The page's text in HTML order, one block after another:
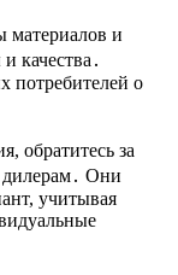
материалов и
качества․
потребителей о
обратитесь за
дилерам․ Они
учитывая